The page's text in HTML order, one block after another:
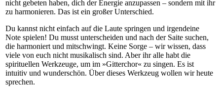
nicht gebeten haben, dich der Energie anzupassen – sondern mit ihr
zu harmonieren. Das ist ein großer Unterschied.
Du kannst nicht einfach auf die Laute springen und irgendeine
Note spielen! Du musst unterscheiden und nach der Saite suchen,
die harmoniert und mitschwingt. Keine Sorge – wir wissen, dass
viele von euch nicht musikalisch sind. Aber ihr alle habt die
spirituellen Werkzeuge, um im »Gitterchor« zu singen. Es ist
intuitiv und wunderschön. Über dieses Werkzeug wollen wir heute
sprechen.